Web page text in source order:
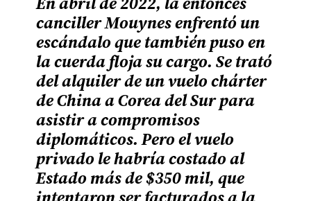
canciller Mouynes enfrentó un
escándalo que también puso en
la cuerda floja su cargo. Se trató
del alquiler de un vuelo chárter
de China a Corea del Sur para
asistir a compromisos
diplomáticos. Pero el vuelo
privado le habría costado al
Estado más de $350 mil, que